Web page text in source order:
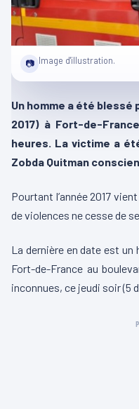
📷 Image d'illustration.
Un homme a été blessé
2017) à Fort-de-
heures. La victime a
Zobda Quitman
Pourtant l’année 2017
de violences ne cesse de
La dernière en date est un
Fort-de-France au
inconnues, ce jeudi soir (5